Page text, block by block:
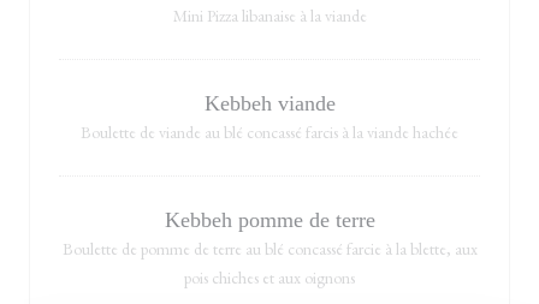
Mini Pizza libanaise à la viande
Kebbeh viande
Boulette de viande au blé concassé farcis à la viande hachée
Kebbeh pomme de terre
Boulette de pomme de terre au blé concassé farcie à la blette, aux
pois chiches et aux oignons